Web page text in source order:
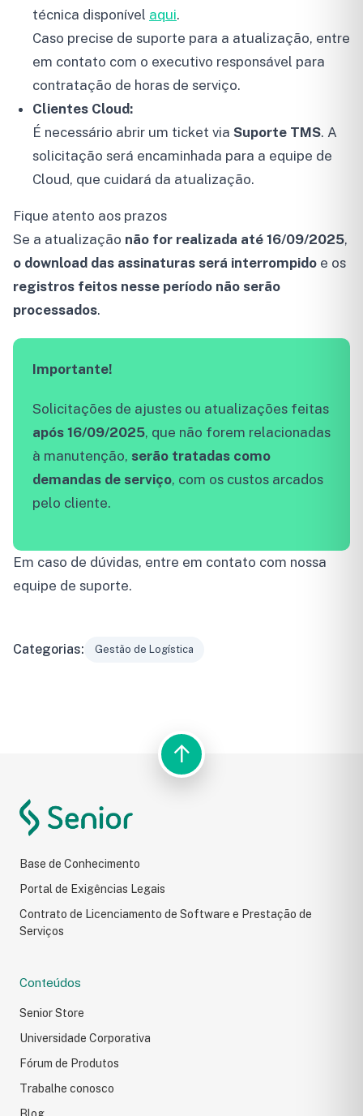
técnica disponível aqui.
Caso precise de suporte para a atualização, entre
em contato com o executivo responsável para
contratação de horas de serviço.
Clientes Cloud:
É necessário abrir um ticket via Suporte TMS. A
solicitação será encaminhada para a equipe de
Cloud, que cuidará da atualização.
Fique atento aos prazos
Se a atualização não for realizada até 16/09/2025,
o download das assinaturas será interrompido e os
registros feitos nesse período não serão
processados.
Importante!
Solicitações de ajustes ou atualizações feitas
após 16/09/2025, que não forem relacionadas
à manutenção, serão tratadas como
demandas de serviço, com os custos arcados
pelo cliente.
Em caso de dúvidas, entre em contato com nossa
equipe de suporte.
Categorias: Gestão de Logística
Resultados da pesquisa↑
Base de Conhecimento
Portal de Exigências Legais
Contrato de Licenciamento de Software e Prestação de
Serviços
Conteúdos
Senior Store
Universidade Corporativa
Fórum de Produtos
Trabalhe conosco
Blog